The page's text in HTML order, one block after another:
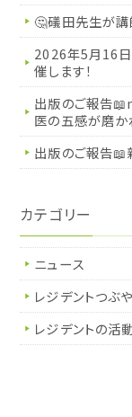
🤔礒田先生が
2026年5月16日
催します！
出版のご報告
医の五感が磨か
出版のご報告📖
カテゴリー
ニュース
レジデントつぶ
レジデントの活